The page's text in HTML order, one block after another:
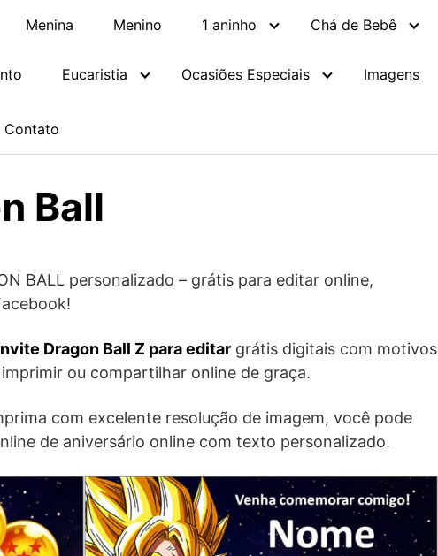
Menina Menino 1 aninho Chá de Bebê
Eucaristia Ocasiões Especiais Imagens
Contato
Ball
BALL personalizado – grátis para editar online,
Dragon Ball Z para editar grátis digitais com motivos
ou compartilhar online de graça.
com excelente resolução de imagem, você pode
de aniversário online com texto personalizado.